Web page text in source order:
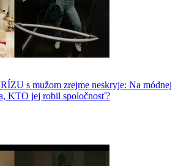
s mužom zrejme neskryje: Na módnej
KTO jej robil spoločnosť?